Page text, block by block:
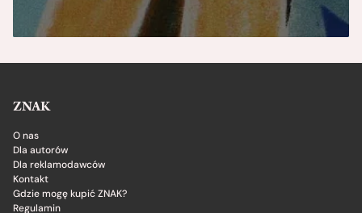
ZNAK
O nas
Dla autorów
Dla reklamodawców
Kontakt
Gdzie mogę kupić ZNAK?
Regulamin